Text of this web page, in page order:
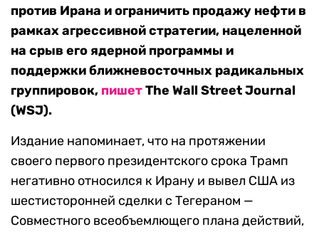
против Ирана и ограничить продажу нефти в
рамках агрессивной стратегии, нацеленной
на срыв его ядерной программы и
поддержки ближневосточных радикальных
группировок, пишетThe Wall Street Journal
(WSJ).
Издание напоминает, что на протяжении
своего первого президентского срока Трамп
негативно относился к Ирану и вывел США из
шестисторонней сделки с Тегераном —
Совместного всеобъемлющего плана действий,